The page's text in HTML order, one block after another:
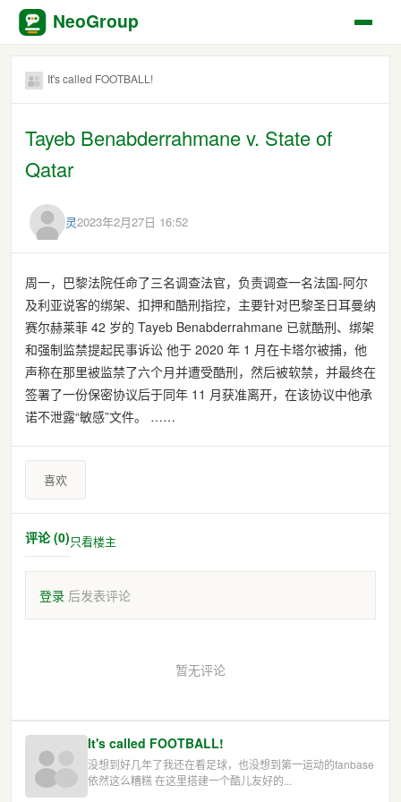
NeoGroup
It's called FOOTBALL!
Tayeb Benabderrahmane v. State of
Qatar
灵2023年2月27日 16:52
周一，巴黎法院任命了三名调查法官，负责调查一名法国-阿尔
及利亚说客的绑架、扣押和酷刑指控，主​​要针对巴黎圣日耳曼纳
赛尔赫莱菲 42 岁的 Tayeb Benabderrahmane 已就酷刑、绑架
和强制监禁提起民事诉讼 他于 2020 年 1 月在卡塔尔被捕，他
声称在那里被监禁了六个月并遭受酷刑，然后被软禁，并最终在
签署了一份保密协议后于同年 11 月获准离开，在该协议中他承
诺不泄露“敏感”文件。 ……
喜欢
评论 (0)只看楼主
登录 后发表评论
暂无评论
It's called FOOTBALL!
没想到好几年了我还在看足球，也没想到第一运动的fanbase
依然这么糟糕 在这里搭建一个酷儿友好的...